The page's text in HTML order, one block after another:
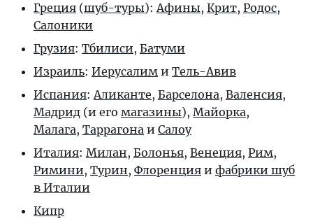
Греция (шуб-туры):Афины, Крит, Родос,
Салоники
Грузия: Тбилиси, Батуми
Израиль: Иерусалим и Тель-Авив
Испания:Аликанте, Барселона, Валенсия,
Мадрид (и его магазины), Майорка,
Малага, Таррагона и Салоу
Италия: Милан, Болонья, Венеция, Рим,
Римини, Турин, Флоренция и фабрики шуб
в Италии
Кипр